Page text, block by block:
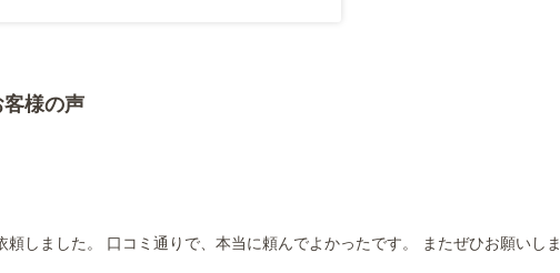
様の声
しました。 口コミ通りで、本当に頼んでよかったです。 またぜひお願いしま